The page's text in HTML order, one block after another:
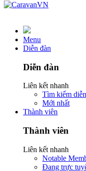
Menu
Diễn đàn
Diễn đàn
Liên kết nhanh
Tìm kiếm
Mới nhất
Thành viên
Thành viên
Liên kết nhanh
Notable
Đang trực